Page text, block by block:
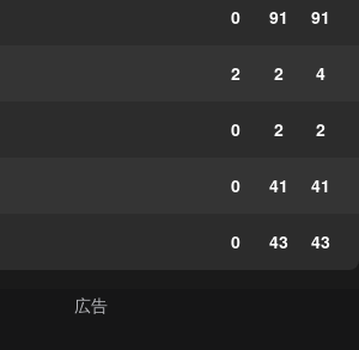
0 91 91
2 2 4
0 2 2
0 41 41
0 43 43